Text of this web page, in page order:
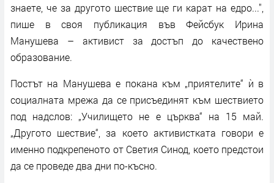
знаете, че за другото шествие ще ги карат на едро...",
пише в своя публикация във Фейсбук Ирина
Манушева – активист за достъп до качествено
образование.
Постът на Манушева е покана към „приятелите“ ѝ в
социалната мрежа да се присъединят към шествието
под надслов: „Училището не е църква“ на 15 май.
„Другото шествие“, за което активистката говори е
именно подкрепеното от Светия Синод, което предстои
да се проведе два дни по-късно.